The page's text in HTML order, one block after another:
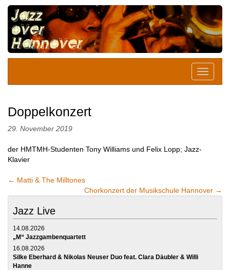
Doppelkonzert
29. November 2019
der HMTMH-Studenten Tony Williams und Felix Lopp; Jazz-
Klavier
← Matti & The Milltones
Chorkonzert der Musikschule Hannover →
Jazz Live
14.08.2026
„M“ Jazzgambenquartett
16.08.2026
Silke Eberhard & Nikolas Neuser Duo feat. Clara Däubler & Willi
Hanne